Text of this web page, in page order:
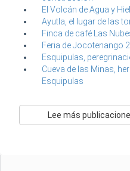
El Volcán de Agua y
Ayutla, el lugar de las
Finca de café Las
Feria de Jocotenango
Esquipulas,
Cueva de las Minas,
Esquipulas
Lee más